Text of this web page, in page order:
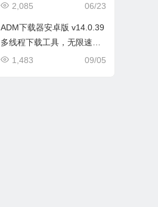
06/23
2,085
ADM下载器安卓版 v14.0.39
多线程下载工具，无限速专
业版
09/05
1,483